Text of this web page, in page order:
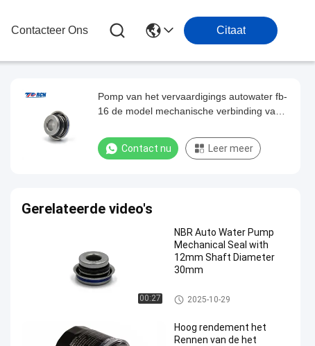
Contacteer Ons Citaat
Pomp van het vervaardigings autowater fb-
16 de model mechanische verbinding van
automobielpomp
Contact nu Leer meer
Gerelateerde video's
00:27
NBR Auto Water Pump
Mechanical Seal with
12mm Shaft Diameter
30mm
De Mechanische Verbinding va
n de waterpomp
2025-10-29
Hoog rendement het
Rennen van de het